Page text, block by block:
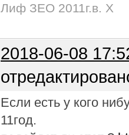
Лиф ЗЕО 2011г.в. Х
2018-06-08
Если есть у кого
11год.